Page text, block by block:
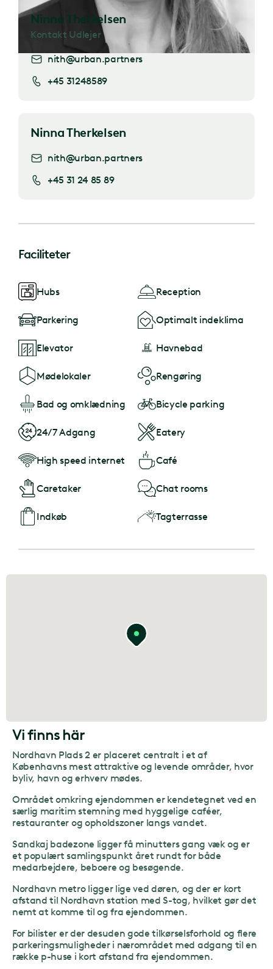
Ninna Therkelsen
Kontakt Udlejer
nith@urban.partners
+45 31248589
Ninna Therkelsen
nith@urban.partners
+45 31 24 85 89
Faciliteter
Hubs Reception
Parkering Optimalt indeklima
Elevator Havnebad
Mødelokaler Rengøring
Bad og omklædning Bicycle parking
24/7 Adgang Eatery
High speed internet Café
Caretaker Chat rooms
Indkøb Tagterrasse
Vi finns här
Nordhavn Plads 2 er placeret centralt i et af
Københavns mest attraktive og levende områder, hvor
byliv, havn og erhverv mødes.
Området omkring ejendommen er kendetegnet ved en
særlig maritim stemning med hyggelige caféer,
restauranter og opholdszoner langs vandet.
Sandkaj badezone ligger få minutters gang væk og er
et populært samlingspunkt året rundt for både
medarbejdere, beboere og besøgende.
Nordhavn metro ligger lige ved døren, og der er kort
afstand til Nordhavn station med S-tog, hvilket gør det
nemt at komme til og fra ejendommen.
For bilister er der desuden gode tilkørselsforhold og flere
parkeringsmuligheder i nærområdet med adgang til en
række p-huse i kort afstand fra ejendommen.